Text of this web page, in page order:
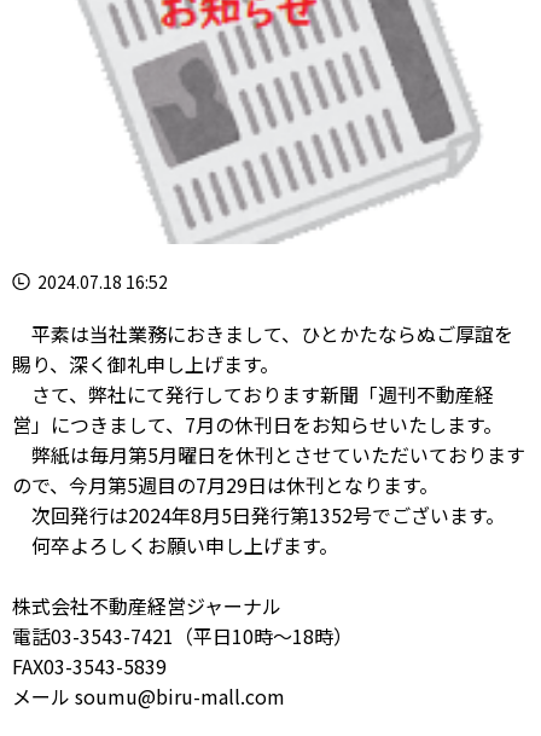
2024.07.18 16:52
平素は当社業務におきまして、ひとかたならぬご厚誼を
賜り、深く御礼申し上げます。
さて、弊社にて発行しております新聞「週刊不動産経
営」につきまして、7月の休刊日をお知らせいたします。
弊紙は毎月第5月曜日を休刊とさせていただいております
ので、今月第5週目の7月29日は休刊となります。
次回発行は2024年8月5日発行第1352号でございます。
何卒よろしくお願い申し上げます。
株式会社不動産経営ジャーナル
電話03-3543-7421（平日10時～18時）
FAX03-3543-5839
メール soumu@biru-mall.com